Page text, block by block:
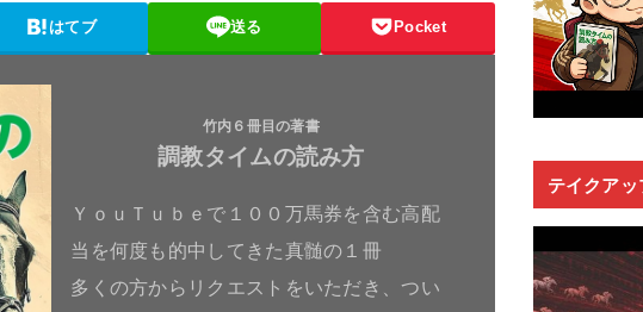
はてブ 送る Pocket
竹内６冊目の著書
調教タイムの読み方
ＹｏｕＴｕｂｅで１００万馬券を含む高配
当を何度も的中してきた真髄の１冊
多くの方からリクエストをいただき、つい
テイクア